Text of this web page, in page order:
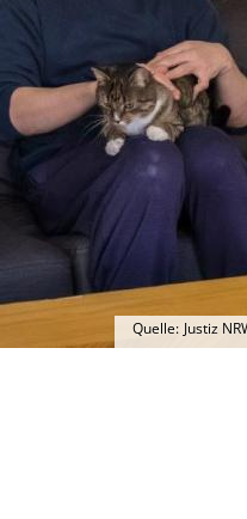
Quelle: Justiz